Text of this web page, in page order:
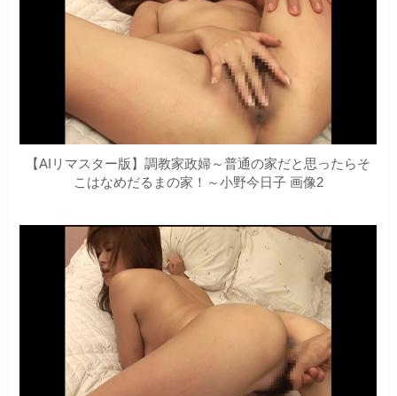
【AIリマスター版】調教家政婦～普通の家だと思ったらそ
こはなめだるまの家！～小野今日子 画像2